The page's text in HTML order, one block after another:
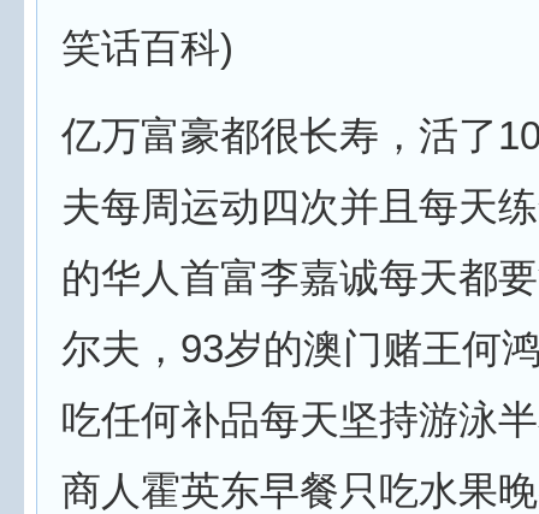
笑话百科)
亿万富豪都很长寿，活了
夫每周运动四次并且每天
的华人首富李嘉诚每天都
尔夫，93岁的澳门赌王何
吃任何补品每天坚持游泳
商人霍英东早餐只吃水果